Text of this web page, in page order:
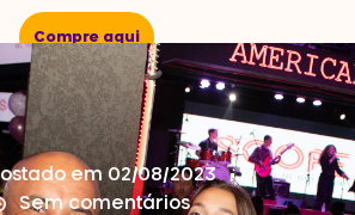
Compre aqui
em 02/08/2023
Sem comentários